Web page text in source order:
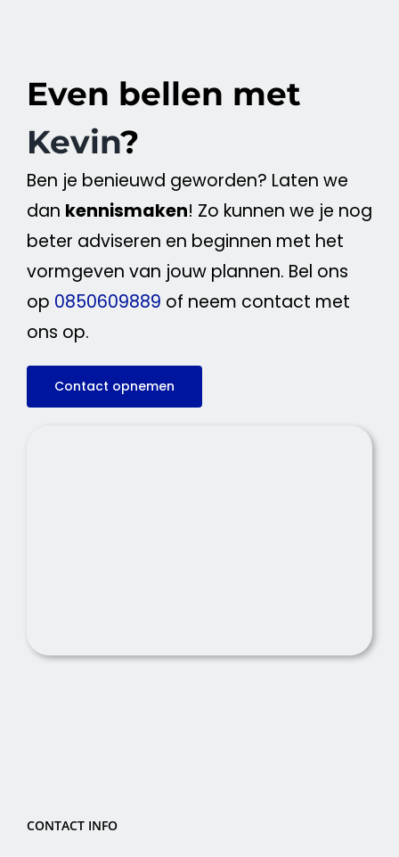
Even bellen met
Kevin?
Ben je benieuwd geworden? Laten we
dan kennismaken! Zo kunnen we je nog
beter adviseren en beginnen met het
vormgeven van jouw plannen. Bel ons
op 0850609889 of neem contact met
ons op.
Contact opnemen
CONTACT INFO